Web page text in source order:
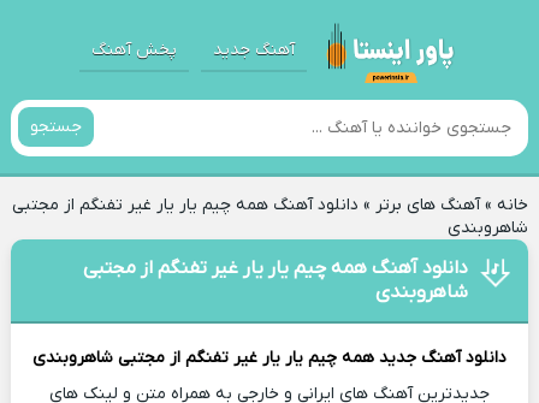
آهنگ جدید پخش آهنگ
جستجو
خانه»آهنگ های برتر » دانلود آهنگ همه چیم یار یار غیر تفنگم از مجتبی
شاهروبندی
دانلود آهنگ همه چیم یار یار غیر تفنگم از مجتبی
شاهروبندی
دانلود آهنگ جدید همه چیم یار یار غیر تفنگم از مجتبی شاهروبندی
جدیدترین آهنگ های ایرانی و خارجی به همراه متن و لینک های